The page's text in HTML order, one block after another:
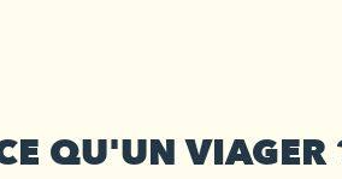
QU'UN VIAGER